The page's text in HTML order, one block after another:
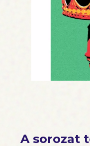
A sorozat